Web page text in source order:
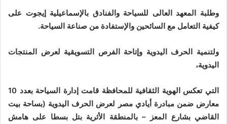
وطلبة المعهد العالى للسياحة والفنادق بالإسماعيلية إيجوت على
كيفية التعامل مع السائحين والإستفادة من صناعة السياحة.
ولتنمية الحرف اليدوية وإتاحة الفرص التسويقية لعرض المنتجات
اليدوية،
التي تعكس الهوية الثقافية للمحافظة قامت إدارة السياحة بعدد 10
معارض ضمن مبادرة أيادي مصر لعرض الحرف اليدوية (بساحة بيت
القاضي بشارع المعز – بالمنطقة الأثرية بتل بسطا على هامش